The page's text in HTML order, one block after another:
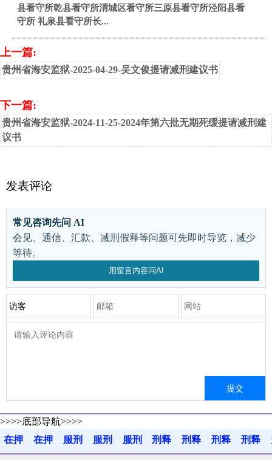
县看守所乾县看守所渭城区看守所三原县看守所泾阳县看
守所 礼泉县看守所长...
上一篇:
贵州省海安监狱-2025-04-29-吴文俊提请减刑建议书
下一篇:
贵州省海安监狱-2024-11-25-2024年第六批无期死缓提请减刑建
议书
发表评论
常见咨询先问 AI
会见、通信、汇款、减刑假释等问题可先即时导览，减少
等待。
用留言内容问AI
>>>>底部导航>>>>
在押
在押 服刑 服刑 服刑 刑释 刑释 刑释 刑释